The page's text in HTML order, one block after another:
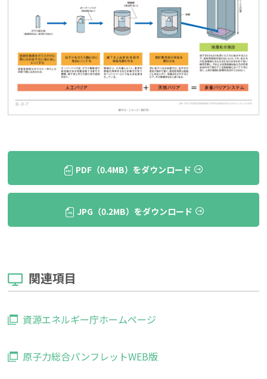
PDF（0.4MB）をダウンロード
JPG（0.2MB）をダウンロード
関連項目
資源エネルギー庁ホームページ
原子力総合パンフレットWEB版